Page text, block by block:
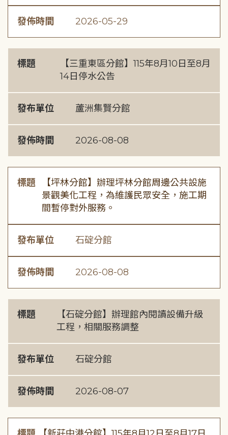
發佈時間 2026-05-29
標題
【三重東區分館】115年8月10日至8月
14日停水公告
發布單位 蘆洲集賢分館
發佈時間 2026-08-08
標題
【坪林分館】辦理坪林分館周邊公共設施
景觀美化工程，為維護民眾安全，施工期
間暫停對外服務。
發布單位 石碇分館
發佈時間 2026-08-08
標題
【石碇分館】辦理館內閱讀設備升級
工程，相關服務調整
發布單位 石碇分館
發佈時間 2026-08-07